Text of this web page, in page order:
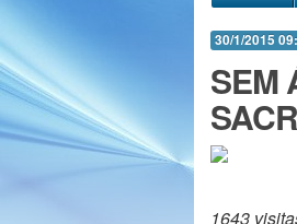
30/1/2015
SEM
1643